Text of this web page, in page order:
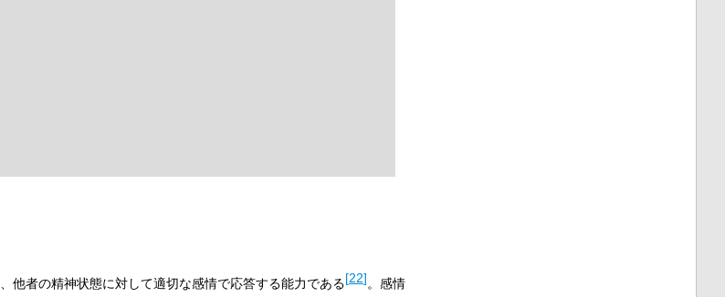
、他者の精神状態に対して適切な感情で応答する能力である[22]。感情